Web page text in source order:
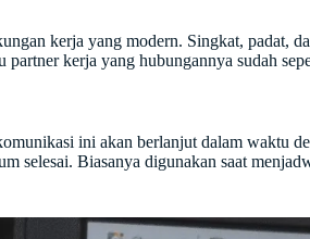
kerja yang modern. Singkat, padat,
partner kerja yang hubungannya sudah
ini akan berlanjut dalam waktu
selesai. Biasanya digunakan saat